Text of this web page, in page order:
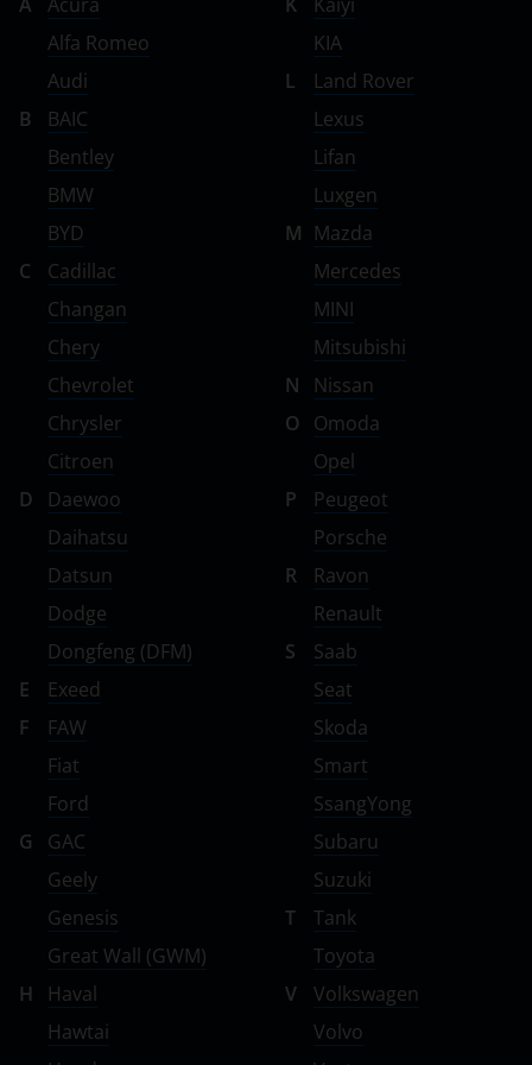
Alfa Romeo
Audi
B
BAIC
Bentley
BMW
BYD
C
Cadillac
Changan
Chery
Chevrolet
Chrysler
Citroen
D
Daewoo
Daihatsu
Datsun
Dodge
Dongfeng (DFM)
E
Exeed
F
FAW
Fiat
Ford
G
GAC
Geely
Genesis
Great Wall (GWM)
H
Haval
Hawtai
KIA
L
Land Rover
Lexus
Lifan
Luxgen
M Mazda
Mercedes
MINI
Mitsubishi
N
Nissan
O
Omoda
Opel
P
Peugeot
Porsche
R
Ravon
Renault
S
Saab
Seat
Skoda
Smart
SsangYong
Subaru
Suzuki
T
Tank
Toyota
V
Volkswagen
Volvo